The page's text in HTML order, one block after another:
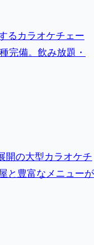
るカラオケチェー
完備。飲み放題・
開の大型カラオケチ
と豊富なメニューが